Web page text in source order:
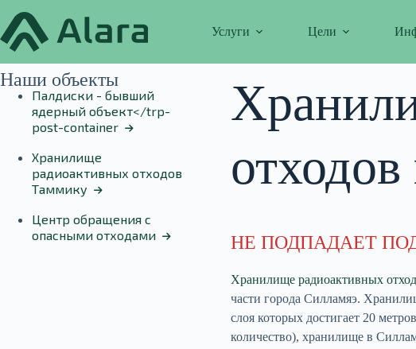
сути
Услуги Цели
НЕ ПОДПАДАЕТ
Хранилище радиоактивных
части города Силламяэ.
слоя которых достигает 20
количество), хранилище в
Наши объекты
Палдиски - бывший
ядерный объект</trp-
post-container
Хранилище
радиоактивных отходов
Таммику
Центр обращения с
опасными отходами